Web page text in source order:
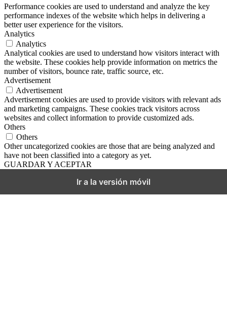
Performance cookies are used to understand and analyze the key
performance indexes of the website which helps in delivering a
better user experience for the visitors.
Analytics
Analytics
Analytical cookies are used to understand how visitors interact with
the website. These cookies help provide information on metrics the
number of visitors, bounce rate, traffic source, etc.
Advertisement
Advertisement
Advertisement cookies are used to provide visitors with relevant ads
and marketing campaigns. These cookies track visitors across
websites and collect information to provide customized ads.
Others
Others
Other uncategorized cookies are those that are being analyzed and
have not been classified into a category as yet.
GUARDAR Y ACEPTAR
Ir a la versión móvil